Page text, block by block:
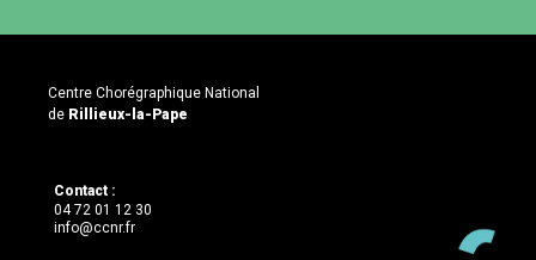
Centre Chorégraphique National
de Rillieux-la-Pape
Contact :
04 72 01 12 30
info@ccnr.fr